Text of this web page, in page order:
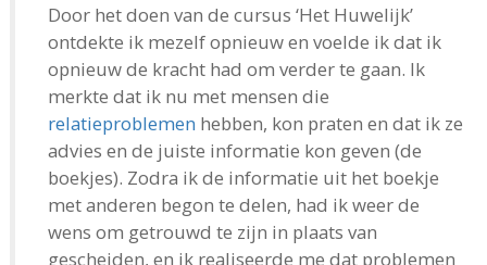
Door het doen van de cursus ‘Het Huwelijk’
ontdekte ik mezelf opnieuw en voelde ik dat ik
opnieuw de kracht had om verder te gaan. Ik
merkte dat ik nu met mensen die
relatieproblemen hebben, kon praten en dat ik ze
advies en de juiste informatie kon geven (de
boekjes). Zodra ik de informatie uit het boekje
met anderen begon te delen, had ik weer de
wens om getrouwd te zijn in plaats van
gescheiden, en ik realiseerde me dat problemen